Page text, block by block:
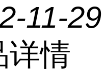
11-29
详情